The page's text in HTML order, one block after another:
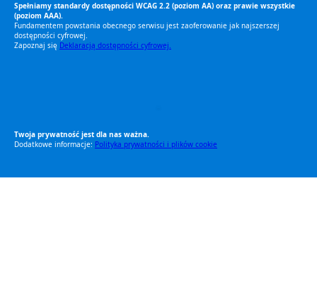
Spełniamy standardy dostępności WCAG 2.2 (poziom AA) oraz prawie wszystkie
(poziom AAA).
Fundamentem powstania obecnego serwisu jest zaoferowanie jak najszerszej
dostępności cyfrowej.
Zapoznaj się Deklaracją dostępności cyfrowej.
Twoja prywatność jest dla nas ważna.
Dodatkowe informacje: Polityka prywatności i plików cookie